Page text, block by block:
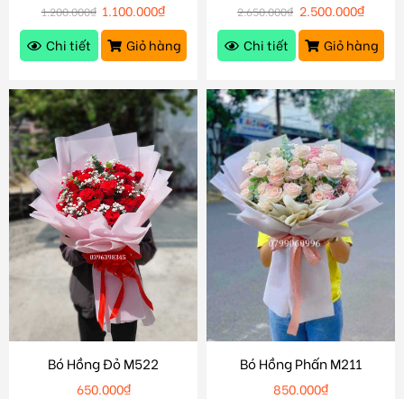
1.200.000₫ 1.100.000₫
Chi tiết
Giỏ hàng
2.650.000₫ 2.500.000₫
Chi tiết
Giỏ hàng
Bó Hồng Đỏ M522
650.000₫
Bó Hồng Phấn M211
850.000₫